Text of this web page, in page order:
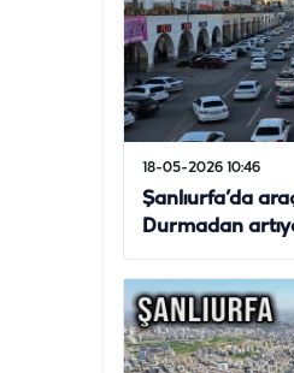
18-05-2026 10:46
Şanlıurfa’da
Durmadan